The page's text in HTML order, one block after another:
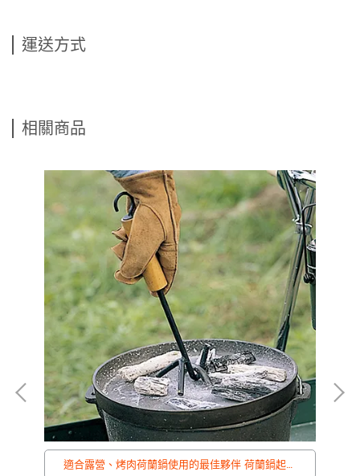
運送方式
相關商品
適合露營、烤肉荷蘭鍋使用的最佳夥伴 荷蘭鍋起鍋